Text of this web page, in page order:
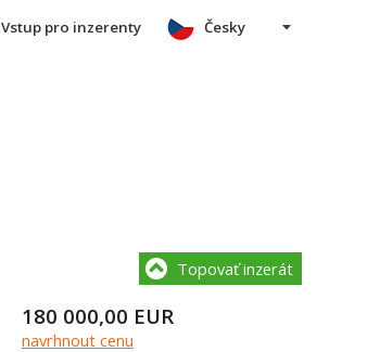
Vstup pro inzerenty Česky
Topovať inzerát
180 000,00 EUR
navrhnout cenu